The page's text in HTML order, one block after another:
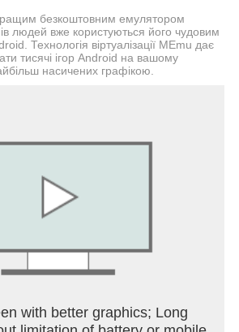
безкоштовним емулятором
людей вже користуються його чудовим
Технологія віртуалізації MEmu дає
тисячі ігор Android на вашому
насичених графікою.
with better graphics; Long